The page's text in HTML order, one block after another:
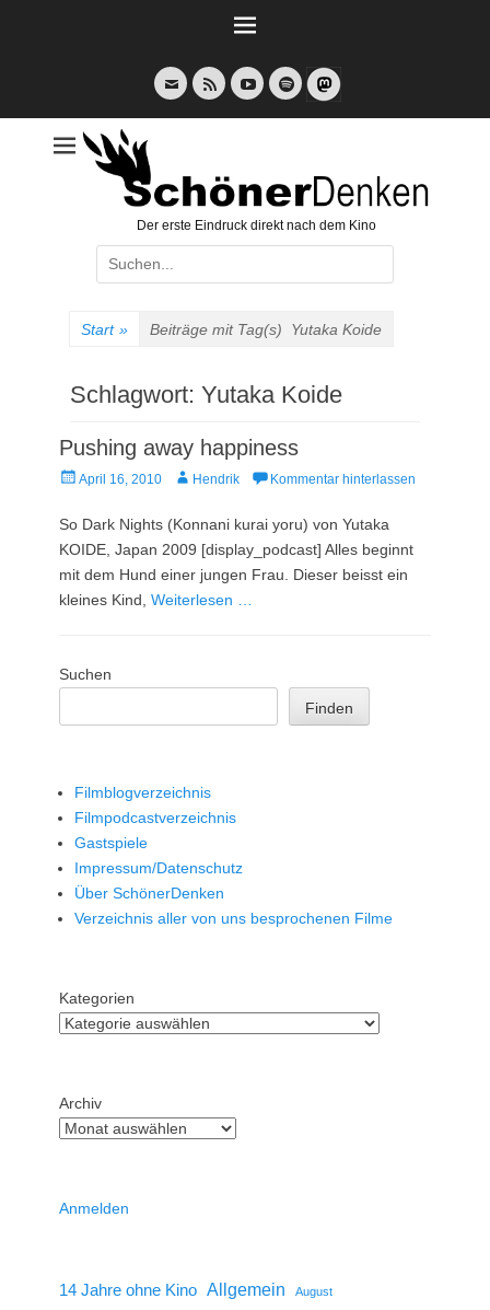
E-
Mail
Feed YouTubeSpotify
Der erste Eindruck direkt nach dem Kino
Suche
nach:
Start » Beiträge mit Tag(s) Yutaka Koide
Schlagwort: Yutaka Koide
Pushing away happiness
Veröffentlicht
April 16, 2010 AutorHendrik Kommentar hinterlassen
So Dark Nights (Konnani kurai yoru) von Yutaka
KOIDE, Japan 2009 [display_podcast] Alles beginnt
mit dem Hund einer jungen Frau. Dieser beisst ein
kleines Kind, Weiterlesen …
Suchen
Finden
Filmblogverzeichnis
Filmpodcastverzeichnis
Gastspiele
Impressum/Datenschutz
Über SchönerDenken
Verzeichnis aller von uns besprochenen Filme
Kategorien
Archiv
Anmelden
14 Jahre ohne Kino Allgemein August